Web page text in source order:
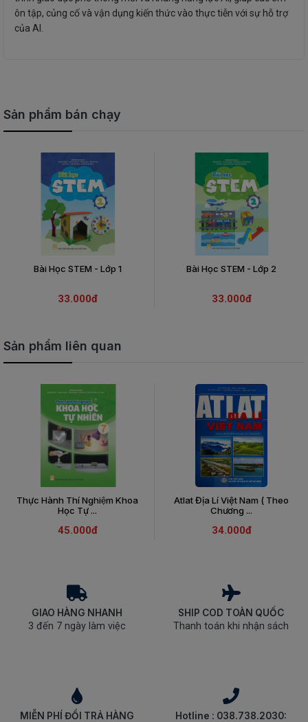
ôn tập, củng cố và vận dụng kiến thức vào thực tiễn với sự hỗ trợ
của AI.
Sản phẩm bán chạy
Bài Học STEM - Lớp 1
33.000đ
Bài Học STEM - Lớp 2
33.000đ
Sản phẩm liên quan
Thực Hành Thí Nghiệm Khoa
Học Tự ...
45.000đ
Atlat Địa Lí Việt Nam ( Theo
Chương ...
34.000đ
GIAO HÀNG NHANH
3 đến 7 ngày làm việc
SHIP COD TOÀN QUỐC
Thanh toán khi nhận sách
MIỄN PHÍ ĐỔI TRẢ HÀNG Hotline : 038.738.2030: